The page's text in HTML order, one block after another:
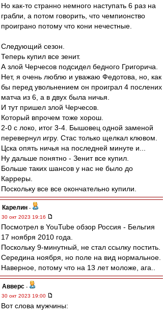
Но как-то странно немного наступать 6 раз на
грабли, а потом говорить, что чемпионство
проиграно потому что кони нечестные.
Следующий сезон.
Теперь купил все зенит.
А злой Черчесов подсидел бедного Григорича.
Нет, я очень люблю и уважаю Федотова, но, как
бы перед увольнением он проиграл 4 послених
матча из 6, а в двух была ничья.
И тут пришел злой Черчесов.
Который впрочем тоже хорош.
2-0 с локо, итог 3-4. Бышовец одной заменой
перевернул игру. Стас только щелкал клювом.
Цска опять ничья на последней минуте и...
Ну дальше понятно - Зенит все купил.
Больше таких шансов у нас не было до
Карреры.
Поскольку все все окончательно купили.
Карелин -
30 окт 2023 19:16
Посмотрел в YouTube обзор Россия - Бельгия
17 ноября 2010 года.
Поскольку 9-минутный, не стал ссылку постить.
Середина ноября, но поле на вид нормальное.
Наверное, потому что на 13 лет моложе, ага..
Авверс -
30 окт 2023 19:00
Вот слова мужчины: